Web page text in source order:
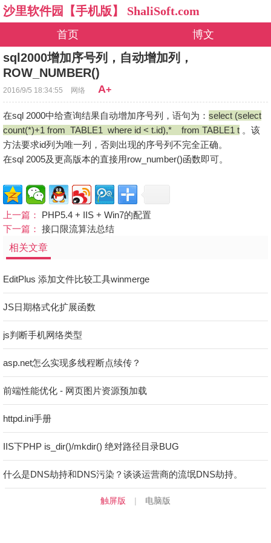
沙里软件园【手机版】 ShaliSoft.com
首页 博文
sql2000增加序号列，自动增加列，
ROW_NUMBER()
2016/9/5 18:34:55 网络 A+
在sql 2000中给查询结果自动增加序号列，语句为： select (select
count(*)+1 from TABLE1 where id < t.id),* from TABLE1 t 。该
方法要求id列为唯一列，否则出现的序号列不完全正确。
在sql 2005及更高版本的直接用row_number()函数即可。
上一篇： PHP5.4 + IIS + Win7的配置
下一篇： 接口限流算法总结
相关文章
EditPlus 添加文件比较工具winmerge
JS日期格式化扩展函数
js判断手机网络类型
asp.net怎么实现多线程断点续传？
前端性能优化 - 网页图片资源预加载
httpd.ini手册
IIS下PHP is_dir()/mkdir() 绝对路径目录BUG
什么是DNS劫持和DNS污染？谈谈运营商的流氓DNS劫持。
触屏版 | 电脑版